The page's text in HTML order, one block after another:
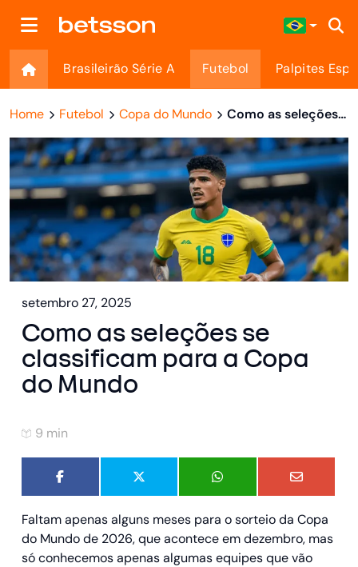
Brasileirão Série A Futebol Palpites
Home Futebol Copa do Mundo Como as seleções se classificam para a Copa do Mundo
setembro 27, 2025
Como as seleções se
classificam para a Copa
do Mundo
9 min
Faltam apenas alguns meses para o sorteio da Copa
do Mundo de 2026, que acontece em dezembro, mas
só conhecemos apenas algumas equipes que vão